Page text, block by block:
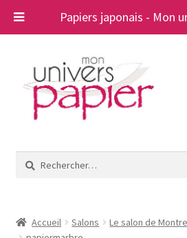
Papiers japonais - Mon
navigation
contenu
A propos
Rechercher :
Accueil Salons
Le salon de